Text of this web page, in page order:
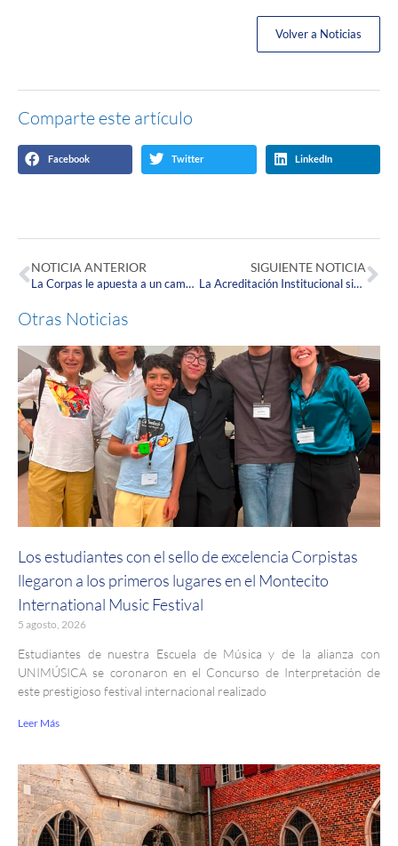
Volver a Noticias
Comparte este artículo
Facebook Twitter LinkedIn
NOTICIA ANTERIOR
La Corpas le apuesta a un campus más verde y moderno
SIGUIENTE NOTICIA
La Acreditación Institucional sigue tomándose los espacios de nuestro campus
Otras Noticias
Los estudiantes con el sello de excelencia Corpistas
llegaron a los primeros lugares en el Montecito
International Music Festival
5 agosto, 2026
Estudiantes de nuestra Escuela de Música y de la alianza con
UNIMÚSICA se coronaron en el Concurso de Interpretación de
este prestigioso festival internacional realizado
Leer Más